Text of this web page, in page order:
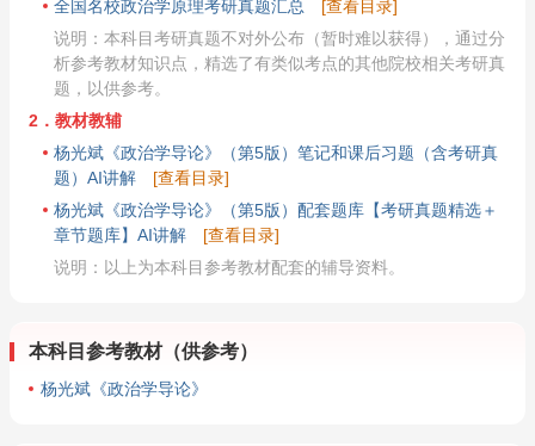
全国名校政治学原理考研真题汇总
[查看目录]
说明：本科目考研真题不对外公布（暂时难以获得），通过分
析参考教材知识点，精选了有类似考点的其他院校相关考研真
题，以供参考。
2．教材教辅
杨光斌《政治学导论》（第5版）笔记和课后习题（含考研真
题）AI讲解
[查看目录]
杨光斌《政治学导论》（第5版）配套题库【考研真题精选＋
章节题库】AI讲解
[查看目录]
说明：以上为本科目参考教材配套的辅导资料。
本科目参考教材（供参考）
杨光斌《政治学导论》